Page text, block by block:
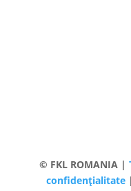
© FKL ROMANIA |
confidențialitate |